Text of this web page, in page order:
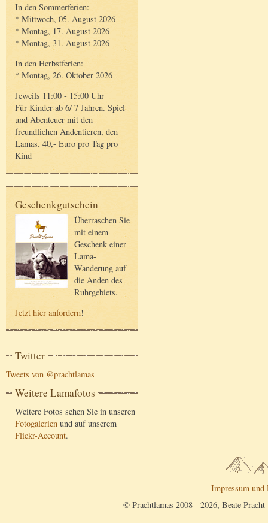
In den Sommerferien:
* Mittwoch, 05. August 2026
* Montag, 17. August 2026
* Montag, 31. August 2026
In den Herbstferien:
* Montag, 26. Oktober 2026
Jeweils 11:00 - 15:00 Uhr
Für Kinder ab 6/ 7 Jahren. Spiel
und Abenteuer mit den
freundlichen Andentieren, den
Lamas. 40,- Euro pro Tag pro
Kind
Geschenkgutschein
Überraschen Sie
mit einem
Geschenk einer
Lama-
Wanderung auf
die Anden des
Ruhrgebiets.
Jetzt hier anfordern!
Twitter
Tweets von @prachtlamas
Weitere Lamafotos
Weitere Fotos sehen Sie in unseren
Fotogalerien und auf unserem
Flickr-Account.
Impressum und
© Prachtlamas 2008 - 2026, Beate Pracht